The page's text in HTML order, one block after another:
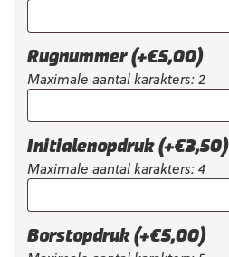
Rugnummer (+€5,00)
Maximale aantal karakters: 2
Initialenopdruk (+€3,50)
Maximale aantal karakters: 4
Borstopdruk (+€5,00)